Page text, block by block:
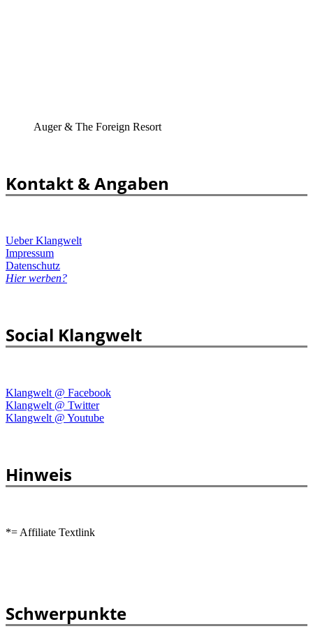
Auger & The Foreign Resort
Kontakt & Angaben
Ueber Klangwelt
Impressum
Datenschutz
Hier werben?
Social Klangwelt
Klangwelt @ Facebook
Klangwelt @ Twitter
Klangwelt @ Youtube
Hinweis
*= Affiliate Textlink
Schwerpunkte